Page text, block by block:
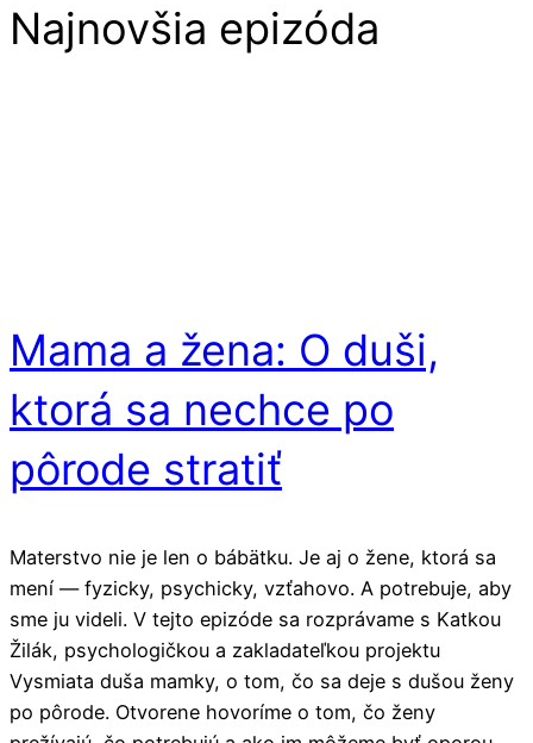
Najnovšia epizóda
Mama a žena: O duši,
ktorá sa nechce po
pôrode stratiť
Materstvo nie je len o bábätku. Je aj o žene, ktorá sa
mení — fyzicky, psychicky, vzťahovo. A potrebuje, aby
sme ju videli. V tejto epizóde sa rozprávame s Katkou
Žilák, psychologičkou a zakladateľkou projektu
Vysmiata duša mamky, o tom, čo sa deje s dušou ženy
po pôrode. Otvorene hovoríme o tom, čo ženy